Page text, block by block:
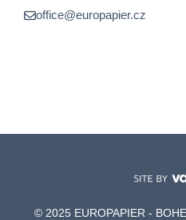
office@europapier.cz
© 2025 EUROPAPIER -